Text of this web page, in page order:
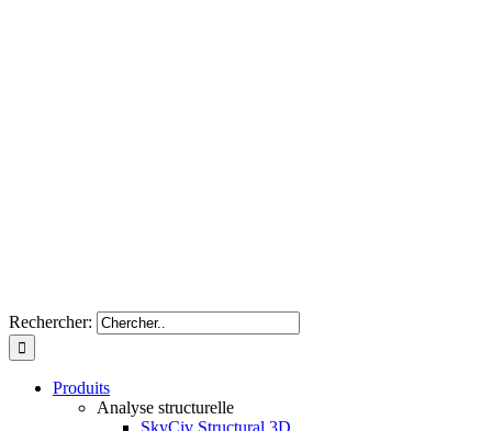
Rechercher:
Produits
Analyse structurelle
SkyCiv Structural 3D